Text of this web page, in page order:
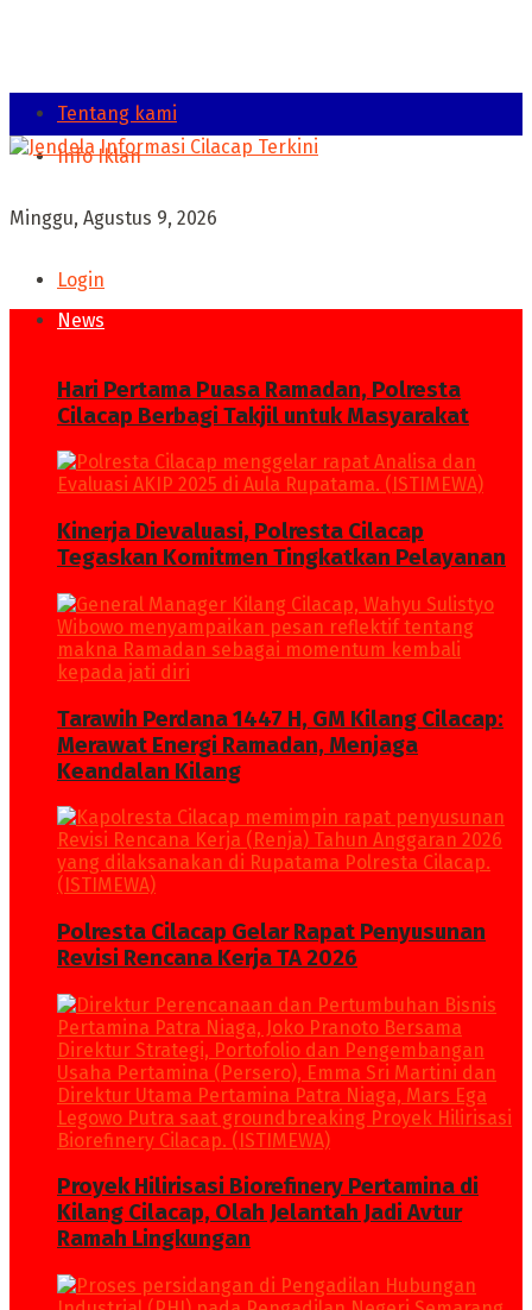
Tentang kami
Info Iklan
Minggu, Agustus 9, 2026
Login
News
Hari Pertama Puasa Ramadan, Polresta
Cilacap Berbagi Takjil untuk Masyarakat
Kinerja Dievaluasi, Polresta Cilacap
Tegaskan Komitmen Tingkatkan Pelayanan
Tarawih Perdana 1447 H, GM Kilang Cilacap:
Merawat Energi Ramadan, Menjaga
Keandalan Kilang
Polresta Cilacap Gelar Rapat Penyusunan
Revisi Rencana Kerja TA 2026
Proyek Hilirisasi Biorefinery Pertamina di
Kilang Cilacap, Olah Jelantah Jadi Avtur
Ramah Lingkungan